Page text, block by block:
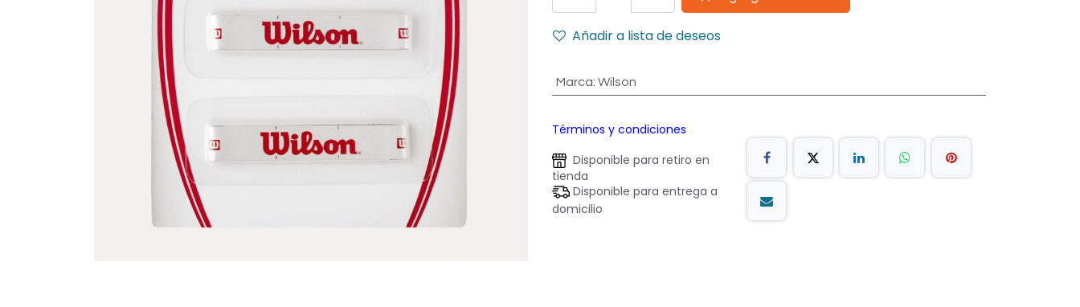
Añadir a lista de deseos
Marca: Wilson
Términos y condiciones
Disponible para retiro en
tienda
Disponible para entrega a
domicilio